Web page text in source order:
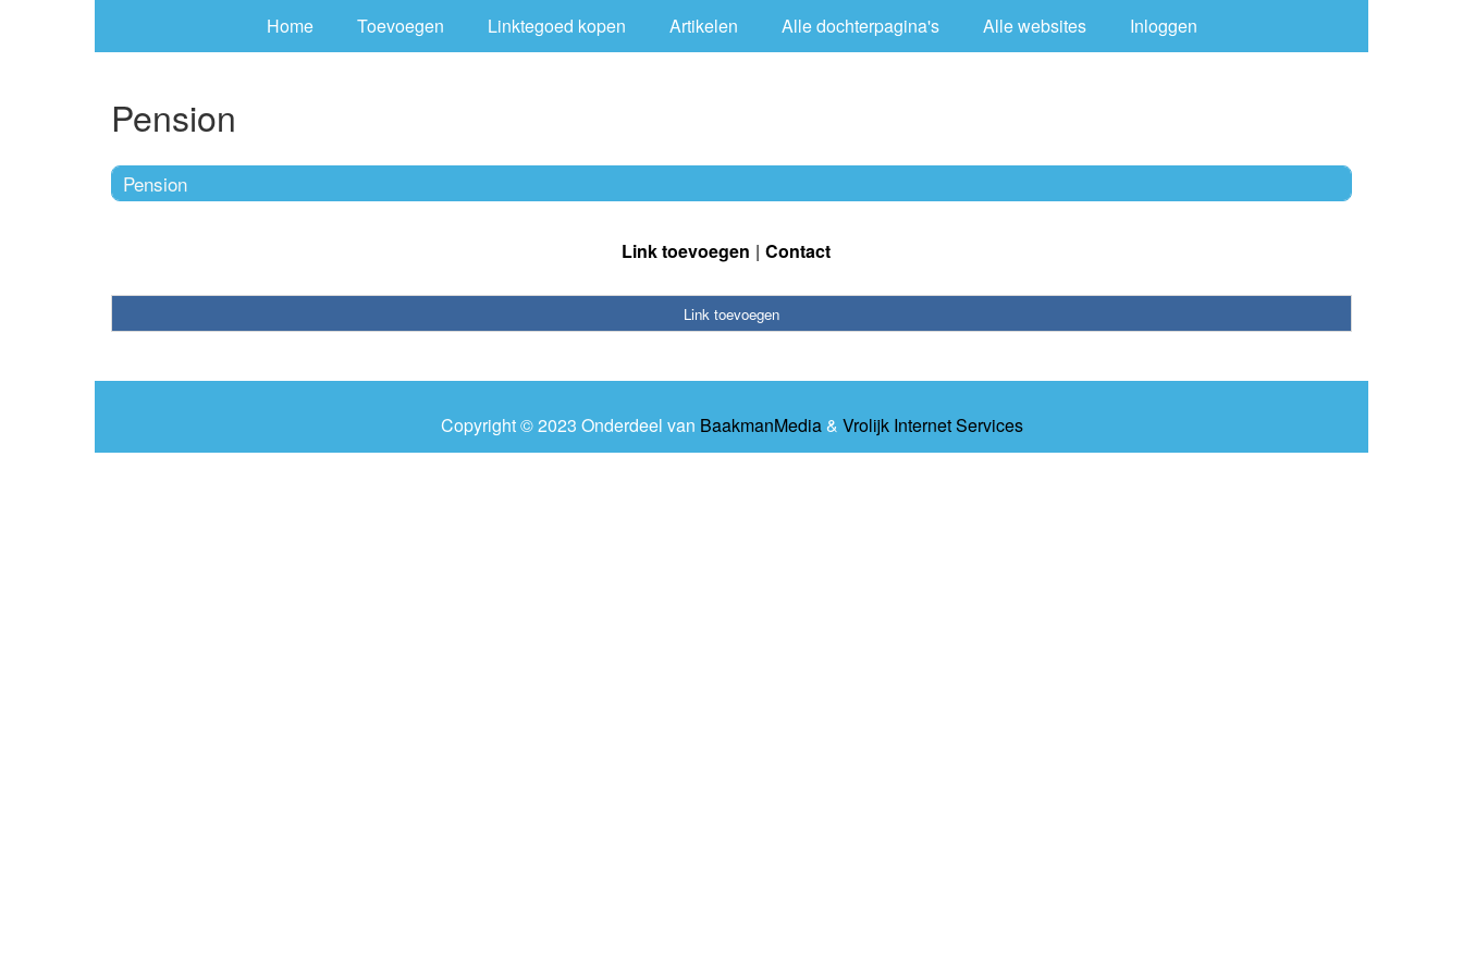
Home Toevoegen Linktegoed kopen Artikelen Alle dochterpagina's Alle websites Inloggen
Pension
Pension
Link toevoegen Contact
Link toevoegen
Copyright © 2023 Onderdeel van BaakmanMedia& Vrolijk Internet Services